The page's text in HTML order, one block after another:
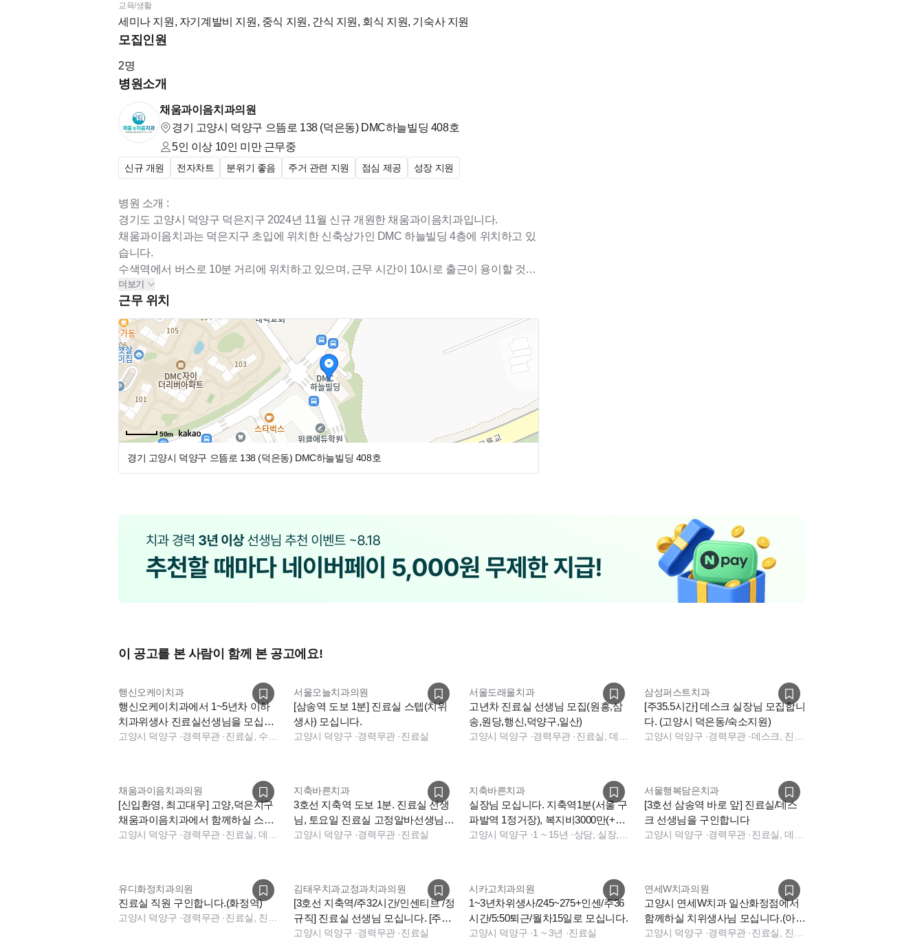
유니폼 및 근무화 제공
명절 및 생일 선물 지급
직원, 가족 및 지인 진료비 할인
자기개발 및 교육비 지원 (100만 원 상당 보험 세미나 지원함)
가볍고 자유로운 회식 문화 / 커피, 간식 자주 제공
기숙사비지원
* 복리후생
- 4대 보험 가입
- 경조사비 지원
- DC형 퇴직연금 가입
- 명절 상여금 지급
- 생일 상여금 지급
- 보조스툴 및 유니폼 지원
- 식대 및 간식 지원
- 세미나비 지원 및 자체 세미나 교육
- 직원 가족 및 지인 진료비 지원
- 장기 근속자에 대한 포상 예정
- 단독 락커 및 탈의실 구비
- 휴게실 내 싱크대, 냉장고, 전자레인지 등 구비
- 자차 이용시 주차지원
- 월세지원
교육/생활
세미나 지원, 자기계발비 지원, 중식 지원, 간식 지원, 회식 지원, 기숙사 지원
모집인원
2명
병원소개
채움과이음치과의원
경기 고양시 덕양구 으뜸로 138 (덕은동) DMC하늘빌딩 408호
5인 이상 10인 미만근무중
신규 개원 전자차트 분위기 좋음 주거 관련 지원 점심 제공 성장 지원
병원 소개 :
경기도 고양시 덕양구 덕은지구 2024년 11월 신규 개원한 채움과이음치과입니다.
채움과이음치과는 덕은지구 초입에 위치한 신축상가인 DMC 하늘빌딩 4층에 위치하고 있
습니다.
수색역에서 버스로 10분 거리에 위치하고 있으며, 근무 시간이 10시로 출근이 용이할 것으
로 생각됩니다.
신규개원 치과인만큼 깨끗하고 쾌적한 환경을 갖추고 있으며, 직원실에도 신경을 많이 쓴
만큼 직원 복지에 최선을 다하고자 합니다.
구성원 모두가 편안하고 행복하게 일 할 수 있는 분위기를 최우선으로 생각합니다.
단순한 직장이 아닌 선생님들의 미래와 커리어에 도움이 될 수 있는 병원이 될 수 있도록 항
상 노력하겠습니다.
진료실 선생님 추가 모집 중입니다.
많은 관심과 연락 부탁드립니다.
더보기
근무 위치
50m
경기 고양시 덕양구 으뜸로 138 (덕은동) DMC하늘빌딩 408호
이 공고를 본 사람이 함께 본 공고에요!
행신오케이치과
행신오케이치과에서 1~5년차 이하
치과위생사 진료실선생님을 모십니
다~주5일 야간없음!!!!
고양시 덕양구 ·경력무관·
서울오늘치과의원
[삼송역 도보 1분] 진료실 스텝(치위
생사) 모십니다.
고양시 덕양구 ·경력무관·진료실
서울도래울치과
고년차 진료실 선생님 모집(원흥,삼
송,원당,행신,덕양구,일산)
고양시 덕양구 ·경력무관·
삼성퍼스트치과
[주35.5시간] 데스크 실장님 모집합니
다. (고양시 덕은동/숙소지원)
고양시 덕양구 ·경력무관·
채움과이음치과의원
[신입환영, 최고대우] 고양,덕은지구
채움과이음치과에서 함께하실 스텝,
코디 추가모집합니다.
고양시 덕양구 ·경력무관·
지축바른치과
3호선 지축역 도보 1분. 진료실 선생
님, 토요일 진료실 고정알바선생님
구인합니다.
고양시 덕양구 ·경력무관·진료실
지축바른치과
실장님 모십니다. 지축역1분(서울 구
파발역 1정거장), 복지비3000만(+인
센)
고양시 덕양구 ·1 ~ 15년 ·
서울행복담은치과
[3호선 삼송역 바로 앞] 진료실/데스
크 선생님을 구인합니다
고양시 덕양구 ·경력무관·
유디화정치과의원
진료실 직원 구인합니다.(화정역)
고양시 덕양구 ·경력무관·
김태우치과교정과치과의원
[3호선 지축역/주32시간/인센티브 /정
규직] 진료실 선생님 모십니다. [주4
일도 가능]
고양시 덕양구 ·경력무관·진료실
시카고치과의원
1~3년차위생사/245~275+인센/주36
시간/5:50퇴근/월차15일로 모십니다.
고양시 덕양구 ·1 ~ 3년 ·진료실
연세W치과의원
고양시 연세W치과 일산화정점에서
함께하실 치위생사님 모십니다.(아르
바이트환영)
고양시 덕양구 ·경력무관·